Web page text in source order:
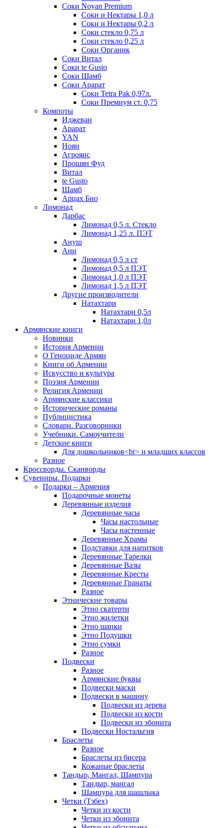
Соки Noyan Premium
Соки и Нектары 1,0 л
Соки и Нектары 0,2 л
Соки стекло 0,75 л
Соки стекло 0,25 л
Соки Органик
Соки Витал
Соки te Gusto
Соки Шамб
Соки Арарат
Соки Tetra Pak 0,97л.
Соки Премиум ст. 0,75
Компоты
Иджеван
Арарат
YAN
Ноян
Агроянс
Прошян Фуд
Витал
te Gusto
Шамб
Арцах Био
Лимонад
Дарбас
Лимонад 0,5 л. Стекло
Лимонад 1,25 л. ПЭТ
Ануш
Ани
Лимонад 0,5 л ст
Лимонад 0,5 л ПЭТ
Лимонад 1,0 л ПЭТ
Лимонад 1,5 л ПЭТ
Другие производители
Натахтари
Натахтари 0,5л
Натахтари 1,0л
Армянские книги
Новинки
История Армении
О Геноциде Армян
Книги об Армении
Иcкусство и культура
Поэзия Армении
Религия Армении
Армянские классики
Исторические романы
Публицистика
Словари. Разговорники
Учебники. Самоучители
Детские книги
Для дошкольников<br> и младших классов
Разное
Кроссворды. Сканворды
Сувениры. Подарки
Подарки – Армения
Подарочные монеты
Деревянные изделия
Деревянные часы
Часы настольные
Часы настенные
Деревянные Храмы
Подставки для напитков
Деревянные Тарелки
Деревянные Вазы
Деревянные Кресты
Деревянные Гранаты
Разное
Этнические товары
Этно скатерти
Этно жилетки
Этно шапки
Этно Подушки
Этно сумки
Разное
Подвески
Разное
Армянские буквы
Подвески маски
Подвески в машину
Подвески из дерева
Подвески из кости
Подвески из эбонита
Подвески Ностальгия
Браслеты
Разное
Браслеты из бисера
Кожаные браслеты
Тандыр, Мангал, Шампура
Тандыр, мангал
Шампура для шашлыка
Четки (Тзбех)
Четки из кости
Четки из эбонита